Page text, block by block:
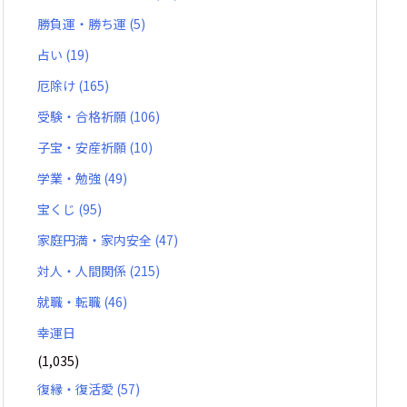
勝負運・勝ち運 (5)
占い (19)
厄除け (165)
受験・合格祈願 (106)
子宝・安産祈願 (10)
学業・勉強 (49)
宝くじ (95)
家庭円満・家内安全 (47)
対人・人間関係 (215)
就職・転職 (46)
幸運日
(1,035)
復縁・復活愛 (57)